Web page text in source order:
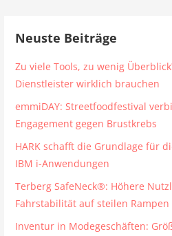
Neuste Beiträge
Zu viele Tools, zu wenig
Dienstleister wirklich brauchen
emmiDAY: Streetfoodfestival
Engagement gegen Brustkrebs
HARK schafft die Grundlage für
IBM i-Anwendungen
Terberg SafeNeck®: Höhere
Fahrstabilität auf steilen Rampen
Inventur in Modegeschäften: